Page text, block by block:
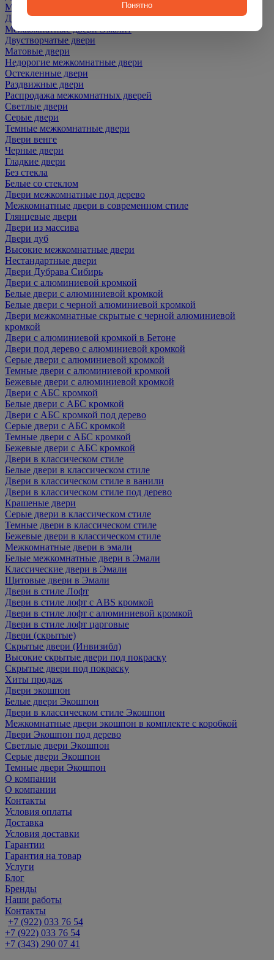
Межкомнатные двери ПЭТ
Двери со скидкой
Межкомнатные двери Эмалит
Двустворчатые двери
Матовые двери
Недорогие межкомнатные двери
Остекленные двери
Раздвижные двери
Распродажа межкомнатных дверей
Светлые двери
Серые двери
Темные межкомнатные двери
Двери венге
Черные двери
Гладкие двери
Без стекла
Белые со стеклом
Двери межкомнатные под дерево
Межкомнатные двери в современном стиле
Глянцевые двери
Двери из массива
Двери дуб
Высокие межкомнатные двери
Нестандартные двери
Двери Дубрава Сибирь
Двери с алюминиевой кромкой
Белые двери с алюминиевой кромкой
Белые двери с черной алюминиевой кромкой
Двери межкомнатные скрытые с черной алюминиевой
кромкой
Двери с алюминиевой кромкой в Бетоне
Двери под дерево с алюминиевой кромкой
Серые двери с алюминиевой кромкой
Темные двери с алюминиевой кромкой
Бежевые двери с алюминиевой кромкой
Двери с АБС кромкой
Белые двери с АБС кромкой
Двери с АБС кромкой под дерево
Серые двери с АБС кромкой
Темные двери с АБС кромкой
Бежевые двери с АБС кромкой
Двери в классическом стиле
Белые двери в классическом стиле
Двери в классическом стиле в ванили
Двери в классическом стиле под дерево
Крашеные двери
Серые двери в классическом стиле
Темные двери в классическом стиле
Бежевые двери в классическом стиле
Межкомнатные двери в эмали
Белые межкомнатные двери в Эмали
Классические двери в Эмали
Щитовые двери в Эмали
Двери в стиле Лофт
Двери в стиле лофт с ABS кромкой
Двери в стиле лофт с алюминиевой кромкой
Двери в стиле лофт царговые
Двери (скрытые)
Скрытые двери (Инвизибл)
Высокие скрытые двери под покраску
Скрытые двери под покраску
Хиты продаж
Двери экошпон
Белые двери Экошпон
Двери в классическом стиле Экошпон
Межкомнатные двери экошпон в комплекте с коробкой
Двери Экошпон под дерево
Светлые двери Экошпон
Серые двери Экошпон
Темные двери Экошпон
О компании
О компании
Контакты
Условия оплаты
Доставка
Условия доставки
Гарантии
Гарантия на товар
Услуги
Блог
Бренды
Наши работы
Контакты
+7 (922) 033 76 54
+7 (922) 033 76 54
+7 (343) 290 07 41
Понятно